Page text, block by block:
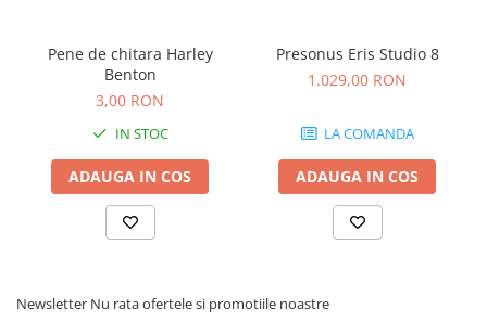
Case-uri DJ
CD Playere DJ
Controllere MIDI - USB DAW
Genti pentru DJ
Mixere DJ
Samplere si controllere
Cabluri si conectori
Pene de chitara Harley
Benton
3,00 RON
IN STOC
ADAUGA IN COS
Presonus Eris Studio 8
1.029,00 RON
LA COMANDA
ADAUGA IN COS
Newsletter Nu rata ofertele si promotiile noastre